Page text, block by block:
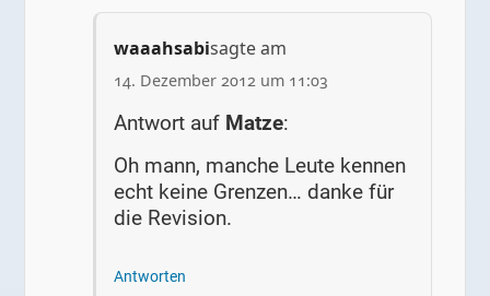
waaahsabisagte am
14. Dezember 2012 um 11:03
Antwort auf Matze:
Oh mann, manche Leute kennen
echt keine Grenzen… danke für
die Revision.
Antworten